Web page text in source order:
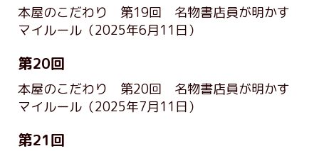
本屋のこだわり 第19回 名物書店員が明かす
マイルール （2025年6月11日）
第20回
本屋のこだわり 第20回 名物書店員が明かす
マイルール （2025年7月11日）
第21回